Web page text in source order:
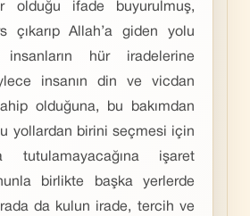
olduğu ifade buyurulmuş,
çıkarıp Allah’a giden yolu
hür iradelerine
insanın din ve vicdan
olduğuna, bu bakımdan
yollardan birini seçmesi için
tutulamayacağına işaret
birlikte başka yerlerde
da kulun irade, tercih ve